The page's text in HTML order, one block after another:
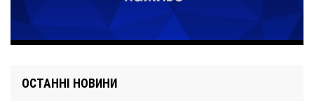
ОСТАННІ НОВИНИ